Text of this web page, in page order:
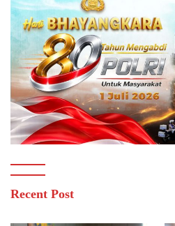
Recent Post